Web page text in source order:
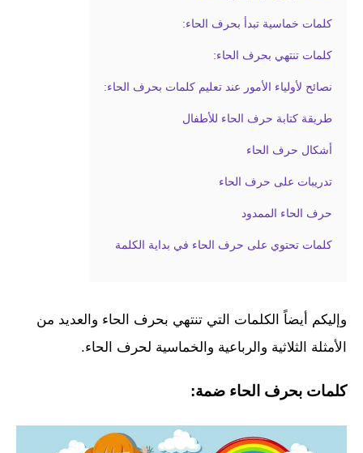
كلمات خماسية تبدأ بحرف الحاء:
كلمات تنتهي بحرف الحاء:
نصائح لأولياء الأمور عند تعليم كلمات بحرف الحاء:
طريقة كتابة حرف الحاء للأطفال
أشكال حرف الحاء
تدريبات على حرف الحاء
حرف الحاء الممدود
كلمات تحتوي على حرف الحاء في بداية الكلمة
وإليكم أيضاً الكلمات التي تنتهي بحرف الحاء والعديد من
الأمثلة الثلاثية والرباعية والخماسية لحرف الحاء.
كلمات بحرف الحاء ضمة: